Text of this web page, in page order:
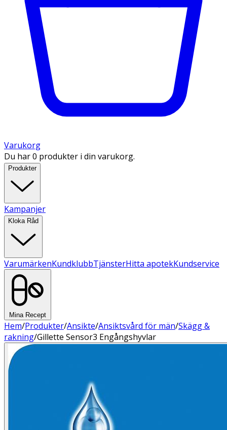
Varukorg
Du har 0 produkter i din varukorg.
Produkter
Kampanjer
Kloka Råd
VarumärkenKundklubbTjänsterHitta apotekKundservice
Mina Recept
Hem/Produkter/Ansikte/Ansiktsvård för män/Skägg &
rakning/Gillette Sensor3 Engångshyvlar